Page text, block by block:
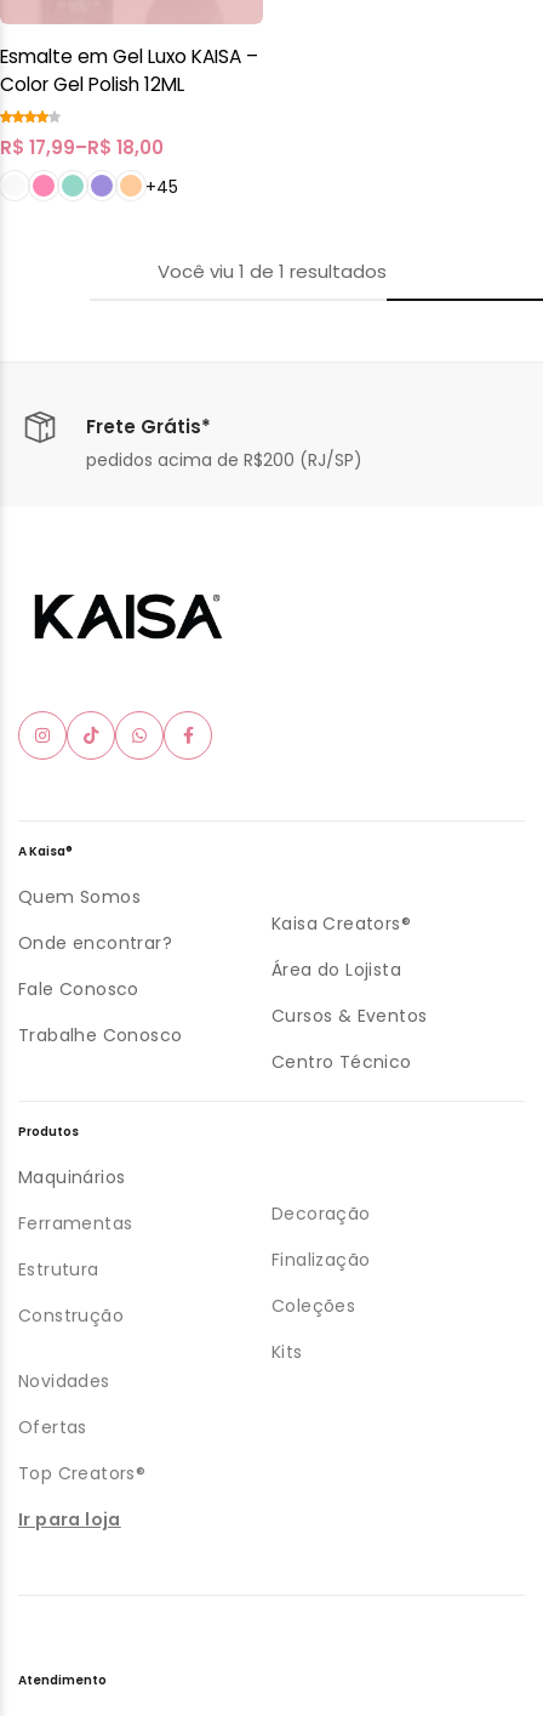
Esmalte em Gel Luxo KAISA –
Color Gel Polish 12ML
R$ 17,99–R$ 18,00
+45
Você viu 1 de 1 resultados
Frete Grátis*
pedidos acima de R$200 (RJ/SP)
A Kaisa®
Quem Somos
Onde encontrar?
Fale Conosco
Trabalhe Conosco
Kaisa Creators®
Área do Lojista
Cursos & Eventos
Centro Técnico
Produtos
Maquinários
Ferramentas
Estrutura
Construção
Decoração
Finalização
Coleções
Kits
Novidades
Ofertas
Top Creators®
Ir para loja
Atendimento